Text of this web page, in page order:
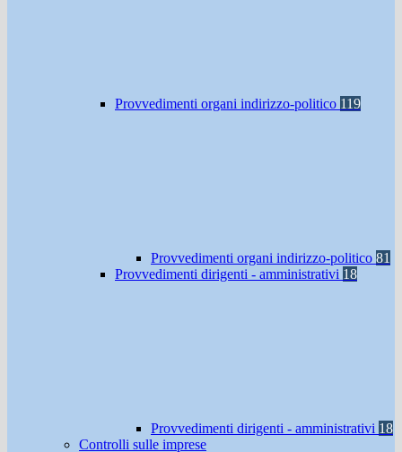
Provvedimenti organi indirizzo-politico 119
Provvedimenti organi indirizzo-politico 81
Provvedimenti dirigenti - amministrativi 18
Provvedimenti dirigenti - amministrativi 18
Controlli sulle imprese